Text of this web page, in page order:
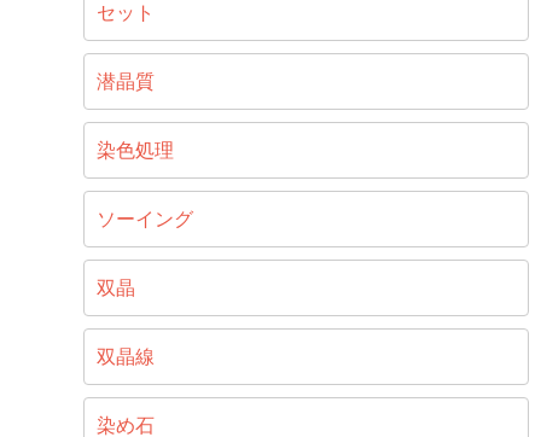
セット
潜晶質
染色処理
ソーイング
双晶
双晶線
染め石